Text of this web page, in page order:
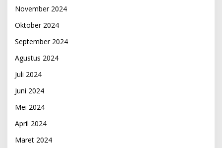
November 2024
Oktober 2024
September 2024
Agustus 2024
Juli 2024
Juni 2024
Mei 2024
April 2024
Maret 2024